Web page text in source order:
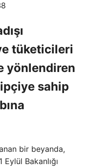
tüketicileri
yönlendiren
sahip
bir beyanda,
Bakanlığı